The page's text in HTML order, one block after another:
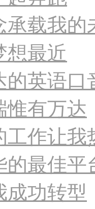
承载我的
想最近
的英语口
惟有万达
工作让我
的最佳平
成功转型